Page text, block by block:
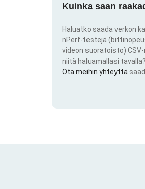
Kuinka saan
Haluatko saada verkon
nPerf-testejä
videon suoratoisto)
niitä haluamallasi
Ota meihin yhteyttä